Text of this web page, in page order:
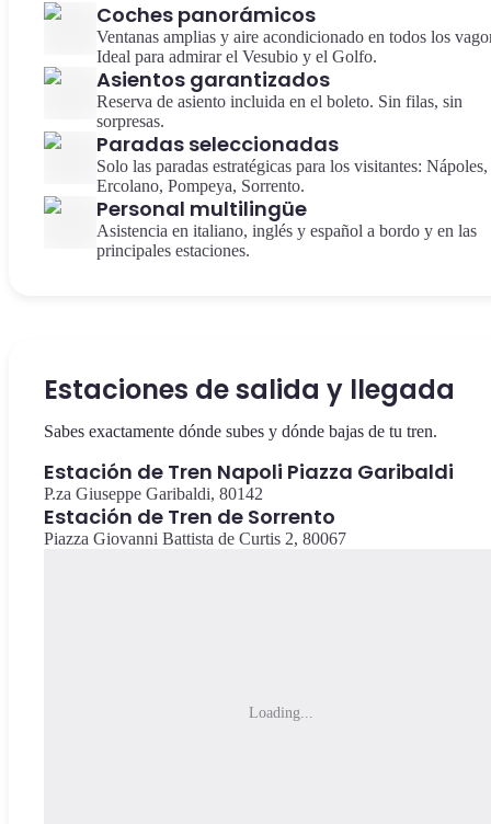
Coches panorámicos
Ventanas amplias y aire acondicionado en todos los
Ideal para admirar el Vesubio y el Golfo.
Asientos garantizados
Reserva de asiento incluida en el boleto. Sin filas, sin
sorpresas.
Paradas seleccionadas
Solo las paradas estratégicas para los visitantes: Nápoles,
Ercolano, Pompeya, Sorrento.
Personal multilingüe
Asistencia en italiano, inglés y español a bordo y en las
principales estaciones.
Estaciones de salida y llegada
Sabes exactamente dónde subes y dónde bajas de tu tren.
Estación de Tren Napoli Piazza Garibaldi
P.za Giuseppe Garibaldi, 80142
Estación de Tren de Sorrento
Piazza Giovanni Battista de Curtis 2, 80067
Loading...